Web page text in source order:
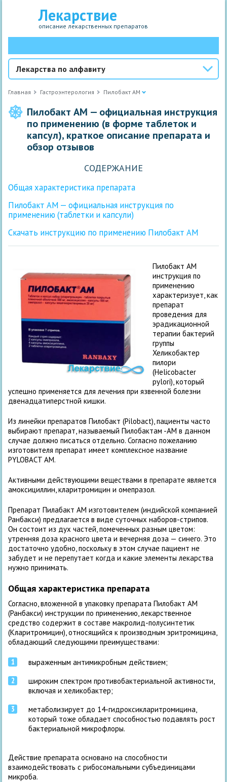
Лекарствие
описание лекарственных препаратов
Лекарства по алфавиту
Главная Гастроэнтерология Пилобакт АМ
Пилобакт АМ — официальная инструкция
по применению (в форме таблеток и
капсул), краткое описание препарата и
обзор отзывов
СОДЕРЖАНИЕ
Общая характеристика препарата
Пилобакт АМ — официальная инструкция по
применению (таблетки и капсули)
Скачать инструкцию по применению Пилобакт АМ
Пилобакт АМ
инструкция по
применению
характеризует, как
препарат
проведения для
эрадикационной
терапии бактерий
группы
Хеликобактер
пилори
(Helicobacter
pylori), который
успешно применяется для лечения при язвенной болезни
двенадцатиперстной кишки.
Из линейки препаратов Пилобакт (Pilobact), пациенты часто
выбирают препарат, называемый Пилобактам -АМ в данном
случае должно писаться отдельно. Согласно пожеланию
изготовителя препарат имеет комплексное название
PYLOBACT AM.
Активными действующими веществами в препарате является
амоксициллин, кларитромицин и омепразол.
Препарат Пилабакт АМ изготовителем (индийской компанией
Ранбакси) предлагается в виде суточных наборов-стрипов.
Он состоит из дух частей, помеченных разным цветом:
утренняя доза красного цвета и вечерняя доза — синего. Это
достаточно удобно, поскольку в этом случае пациент не
забудет и не перепутает когда и какие элементы лекарства
нужно принимать.
Общая характеристика препарата
Согласно, вложенной в упаковку препарата Пилобакт АМ
(Ранбакси) инструкции по применению, лекарственное
средство содержит в составе макролид-полусинтетик
(Кларитромицин), относящийся к производным эритромицина,
обладающий следующими преимуществами:
выраженным антимикробным действием;
широким спектром противобактериальной активности,
включая и хеликобактер;
метаболизирует до 14-гидроксикларитромицина,
который тоже обладает способностью подавлять рост
бактериальной микрофлоры.
Действие препарата основано на способности
взаимодействовать с рибосомальными субъединицами
микроба.